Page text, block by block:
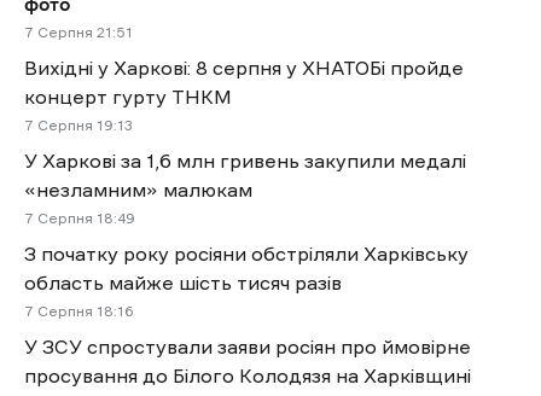
фото
7 Cерпня 21:51
Вихідні у Харкові: 8 серпня у ХНАТОБі пройде
концерт гурту ТНКМ
7 Cерпня 19:13
У Харкові за 1,6 млн гривень закупили медалі
«незламним» малюкам
7 Cерпня 18:49
З початку року росіяни обстріляли Харківську
область майже шість тисяч разів
7 Cерпня 18:16
У ЗСУ спростували заяви росіян про ймовірне
просування до Білого Колодязя на Харківщині